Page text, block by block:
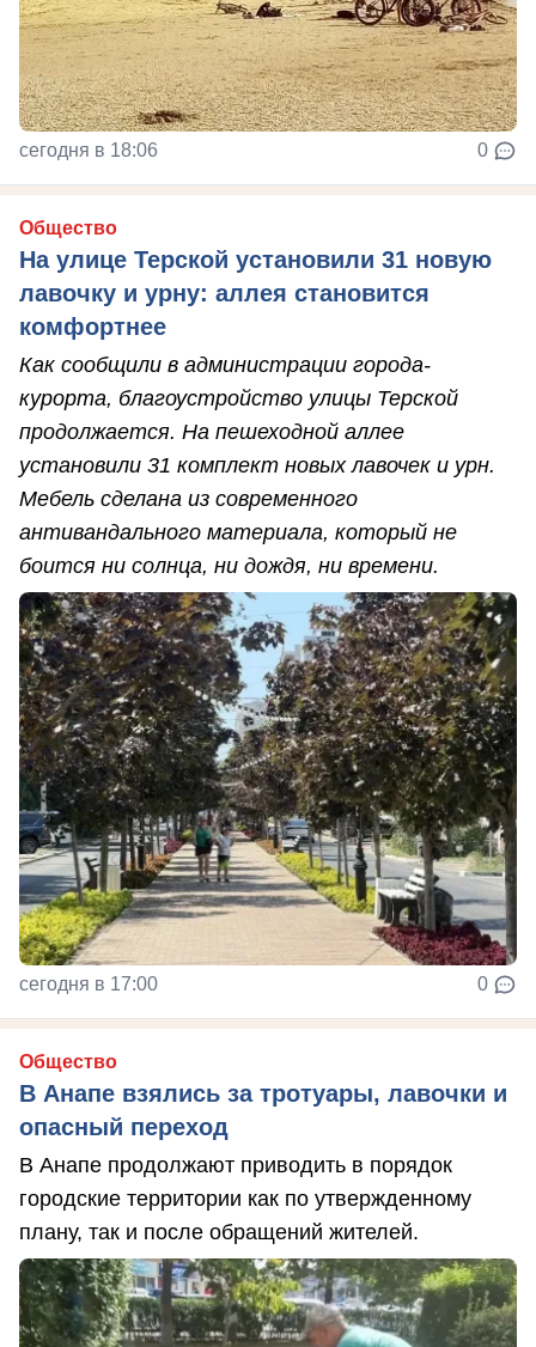
сегодня в 18:06 0
Общество
На улице Терской установили 31 новую
лавочку и урну: аллея становится
комфортнее
Как сообщили в администрации города-
курорта, благоустройство улицы Терской
продолжается. На пешеходной аллее
установили 31 комплект новых лавочек и урн.
Мебель сделана из современного
антивандального материала, который не
боится ни солнца, ни дождя, ни времени.
сегодня в 17:00 0
Общество
В Анапе взялись за тротуары, лавочки и
опасный переход
В Анапе продолжают приводить в порядок
городские территории как по утвержденному
плану, так и после обращений жителей.